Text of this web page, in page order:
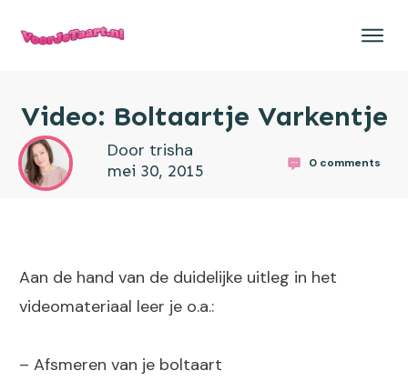
Video: Boltaartje Varkentje
Door trisha
mei 30, 2015 0comments
Aan de hand van de duidelijke uitleg in het
videomateriaal leer je o.a.:
– Afsmeren van je boltaart